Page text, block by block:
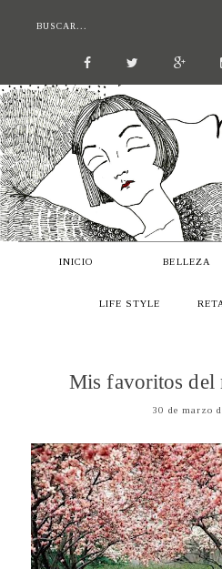
INICIO BELLEZA
LIFE STYLE
Mis favoritos del
30 de marzo